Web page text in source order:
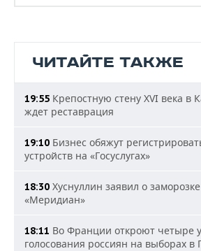
ЧИТАЙТЕ ТАКЖЕ
19:55 Крепостную стену XVI века в
ждет реставрация
19:10 Бизнес обяжут
устройств на «Госуслугах»
18:30 Хуснуллин заявил о
«Меридиан»
18:11 Во Франции откроют четыре
голосования россиян на выборах в